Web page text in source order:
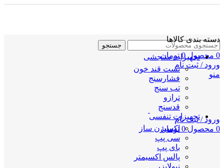
جستجو
0 محصول 0 تومان
ورود / ثبت نام
منو
ورود / ثبت نام
0 محصول 0 تومان
دسته بندی کالاها
تجهیزات سنجشی
تست قند خون
فشارسنج
تب سنج
ترازو
قدسنج
تجهیزات تنفسی
اکسیژن ساز
سی پپ
بای پپ
پالس اکسیمتر
نبولایزر